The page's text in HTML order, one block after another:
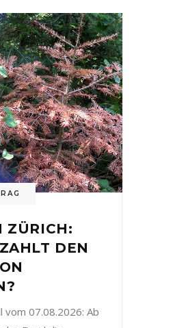
ZÜRICH:
DEN
vom 07.08.2026: Ab